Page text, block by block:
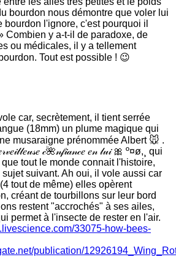
bourdon nous démontre que voler lui
l'ignore, c'est pourquoi il
Combien y a-t-il de paradoxe, de
ou médicales, il y a tellement
Tout est possible ! 😉
car, secrètement, il tient serrée
(18mm) un plume magique qui
musaraigne prénommée Albert 🐭 .
𝒸🌺𝓃𝒻𝒾𝒶𝓃𝒸𝑒 𝑒𝓃 𝓁𝓊𝒾 🎀 º¤ø,¸ qui
tout le monde connait l'histoire,
suivant. Ah oui, il vole aussi car
tout de même) elles opèrent
créant de tourbillons sur leur bord
restent "accrochés" à ses ailes,
permet à l'insecte de rester en l'air.
33075-how-bees-
publication/